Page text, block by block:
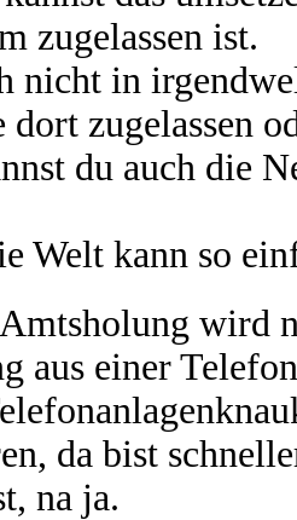
zugelassen ist.
nicht in
dort zugelassen
du auch die
Welt kann so
wird
aus einer
da bist
na ja.